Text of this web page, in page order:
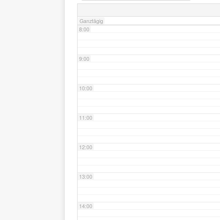
Ganztägig
8:00
9:00
10:00
11:00
12:00
13:00
14:00